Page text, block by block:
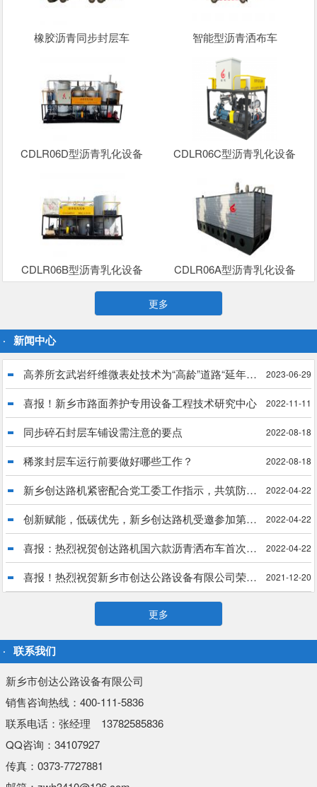
橡胶沥青同步封层车 智能型沥青洒布车
CDLR06D型沥青乳化设备 CDLR06C型沥青乳化设备
CDLR06B型沥青乳化设备 CDLR06A型沥青乳化设备
更多
新闻中心
高养所玄武岩纤维微表处技术为“高龄”道路“延年益寿” 2023-06-29
喜报！新乡市路面养护专用设备工程技术研究中心 2022-11-11
同步碎石封层车铺设需注意的要点 2022-08-18
稀浆封层车运行前要做好哪些工作？ 2022-08-18
新乡创达路机紧密配合党工委工作指示，共筑防疫长城 2022-04-22
创新赋能，低碳优先，新乡创达路机受邀参加第34届中国乳化沥青技术大会 2022-04-22
喜报：热烈祝贺创达路机国六款沥青洒布车首次出口菲律宾 2022-04-22
喜报！热烈祝贺新乡市创达公路设备有限公司荣获“国家科技型中小企业”殊荣 2021-12-20
更多
联系我们
新乡市创达公路设备有限公司
销售咨询热线：400-111-5836
联系电话：张经理 13782585836
QQ咨询：34107927
传真：0373-7727881